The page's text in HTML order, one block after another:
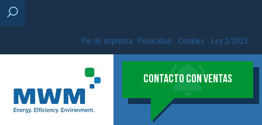
Pie de imprenta Privacidad Cookies Ley 2/2023
CONTACTO CON VENTAS